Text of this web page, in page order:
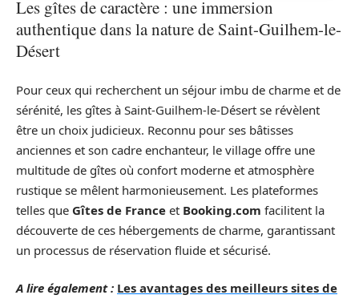
Les gîtes de caractère : une immersion
authentique dans la nature de Saint-Guilhem-le-
Désert
Pour ceux qui recherchent un séjour imbu de charme et de
sérénité, les gîtes à Saint-Guilhem-le-Désert se révèlent
être un choix judicieux. Reconnu pour ses bâtisses
anciennes et son cadre enchanteur, le village offre une
multitude de gîtes où confort moderne et atmosphère
rustique se mêlent harmonieusement. Les plateformes
telles que Gîtes de France et Booking.com facilitent la
découverte de ces hébergements de charme, garantissant
un processus de réservation fluide et sécurisé.
A lire également : Les avantages des meilleurs sites de